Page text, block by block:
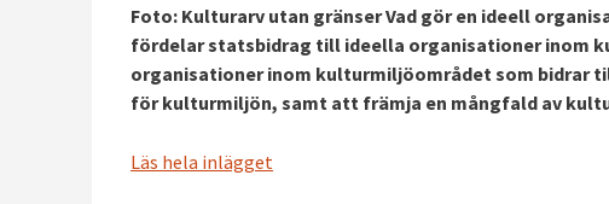
Foto: Kulturarv utan gränser Vad gör en ideell
fördelar statsbidrag till ideella organisationer inom
organisationer inom kulturmiljöområdet som bidrar
för kulturmiljön, samt att främja en mångfald av
Läs hela inlägget